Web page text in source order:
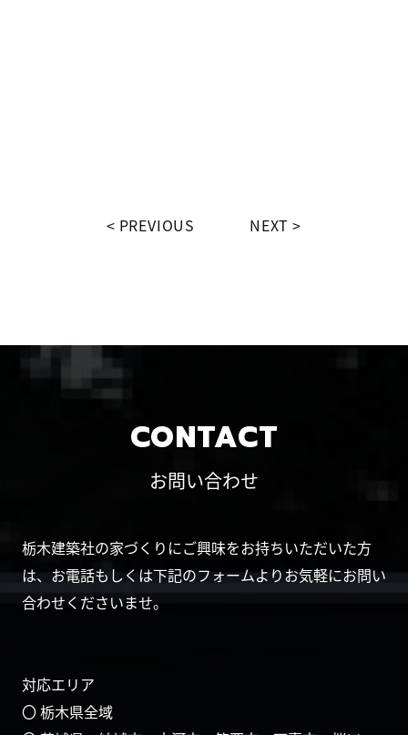
PREVIOUS NEXT
CONTACT
お問い合わせ
栃木建築社の家づくりにご興味をお持ちいただいた方
は、お電話もしくは下記のフォームよりお気軽にお問い
合わせくださいませ。
対応エリア
〇 栃木県全域